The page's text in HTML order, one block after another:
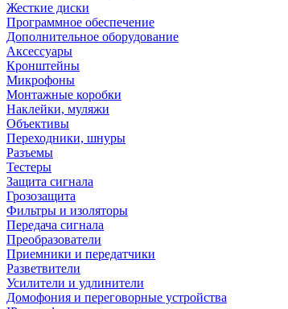
Жесткие диски
Программное обеспечение
Дополнительное оборудование
Аксессуары
Кронштейны
Микрофоны
Монтажные коробки
Наклейки, муляжи
Объективы
Переходники, шнуры
Разъемы
Тестеры
Защита сигнала
Грозозащита
Фильтры и изоляторы
Передача сигнала
Преобразователи
Приемники и передатчики
Разветвители
Усилители и удлинители
Домофония и переговорные устройства